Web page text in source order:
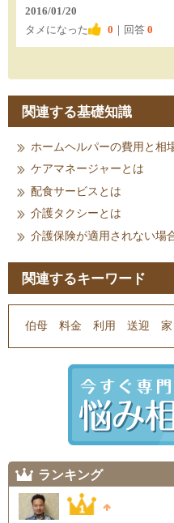
2016/01/20
タメになった
0 ｜回答 0
関連する基礎知識
ホームヘルパーの費用と相
ケアマネージャーとは
配食サービスとは
介護タクシーとは
介護保険が適用されない場
関連するキーワード
伯母 料金 利用 送迎 家
ランキング